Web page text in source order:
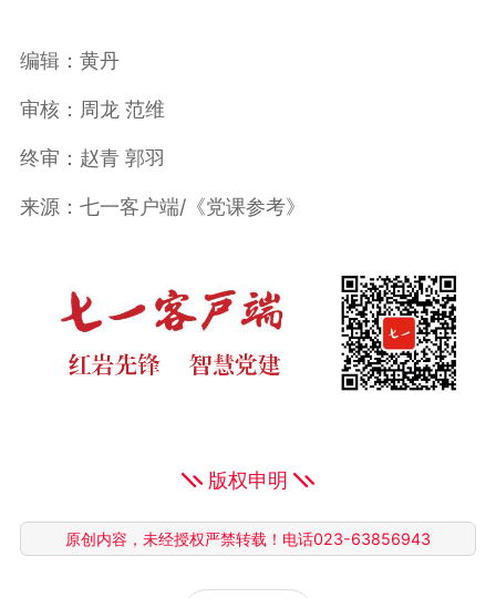
编辑：黄丹
审核：周龙 范维
终审：赵青 郭羽
来源：七一客户端/《党课参考》
版权申明
原创内容，未经授权严禁转载！电话023-63856943